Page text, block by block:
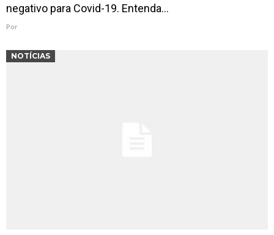
negativo para Covid-19. Entenda…
Por
NOTÍCIAS